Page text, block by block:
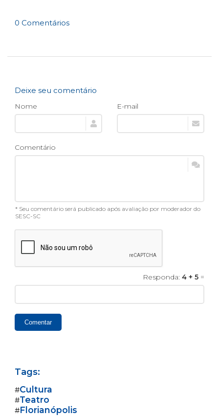
0 Comentários
Deixe seu comentário
Nome E-mail
Comentário
* Seu comentário será publicado após avaliação por moderador do
SESC-SC
Responda: 4 + 5 =
Comentar
Tags:
#Cultura
#Teatro
#Florianópolis